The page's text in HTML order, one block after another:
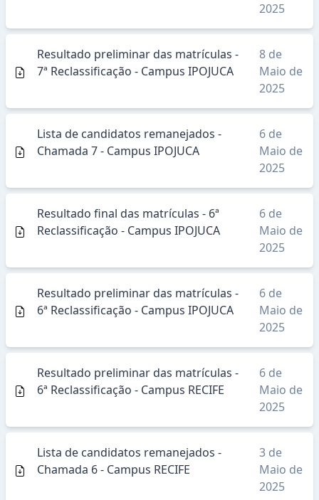
2025
Resultado preliminar das matrículas -
7ª Reclassificação - Campus IPOJUCA
8 de
Maio de
2025
Lista de candidatos remanejados -
Chamada 7 - Campus IPOJUCA
6 de
Maio de
2025
Resultado final das matrículas - 6ª
Reclassificação - Campus IPOJUCA
6 de
Maio de
2025
Resultado preliminar das matrículas -
6ª Reclassificação - Campus IPOJUCA
6 de
Maio de
2025
Resultado preliminar das matrículas -
6ª Reclassificação - Campus RECIFE
6 de
Maio de
2025
Lista de candidatos remanejados -
Chamada 6 - Campus RECIFE
3 de
Maio de
2025